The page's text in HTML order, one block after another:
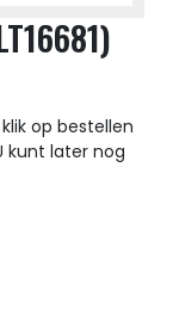
op bestellen
kunt later nog